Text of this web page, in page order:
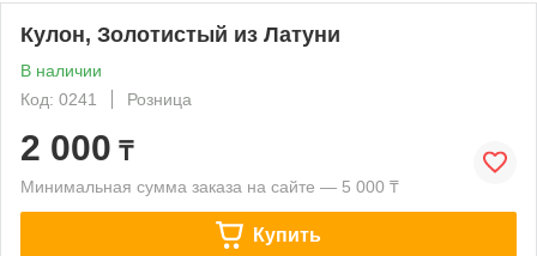
Кулон, Золотистый из Латуни
В наличии
Код: 0241
Розница
2 000 ₸
Минимальная сумма заказа на сайте — 5 000 ₸
Купить